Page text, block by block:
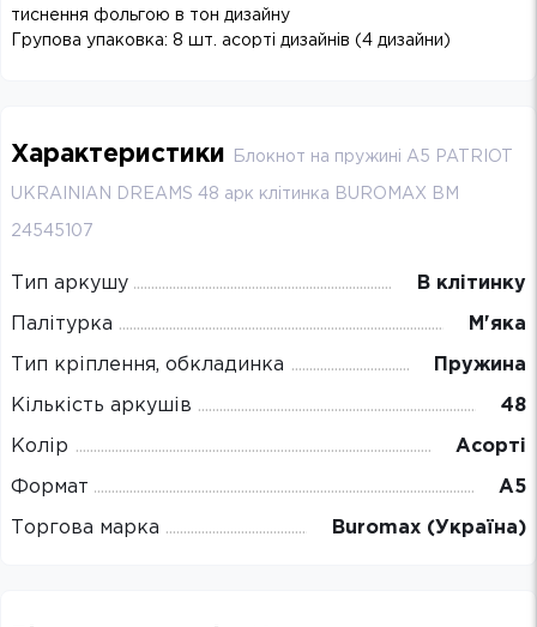
тиснення фольгою в тон дизайну
Групова упаковка: 8 шт. асорті дизайнів (4 дизайни)
Характеристики Блокнот на пружині А5 PATRIOT
UKRAINIAN DREAMS 48 арк клітинка BUROMAX BM
24545107
Тип аркушу В клітинку
Палітурка М'яка
Тип кріплення, обкладинка Пружина
Кількість аркушів 48
Колір Асорті
Формат А5
Торгова марка Buromax (Україна)